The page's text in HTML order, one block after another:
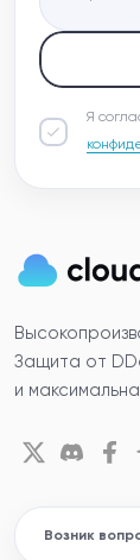
Я
Защита от
и
Возник